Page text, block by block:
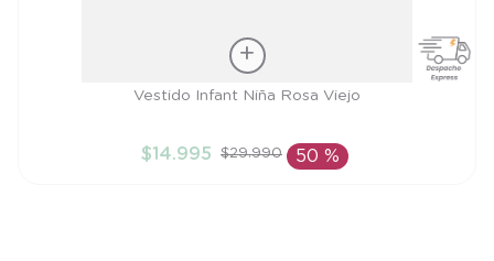
AÑADIR AL CARRITO
Vestido Infant Niña Rosa Viejo
$14.995 $29.990 50 %